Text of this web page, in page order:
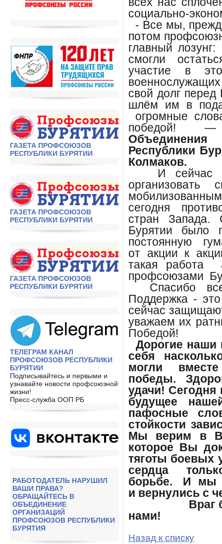
ГАЗЕТА ПРОФСОЮЗОВ
РЕСПУБЛИКИ БУРЯТИИ
ГАЗЕТА ПРОФСОЮЗОВ
РЕСПУБЛИКИ БУРЯТИИ
ГАЗЕТА ПРОФСОЮЗОВ
РЕСПУБЛИКИ БУРЯТИИ
ТЕЛЕГРАМ КАНАЛ
ПРОФСОЮЗОВ РЕСПУБЛИКИ
БУРЯТИИ
Подписывайтесь и первыми и
узнавайте новости профсоюзной
жизни!
Пресс-служба ООП РБ
РАБОТОДАТЕЛЬ НАРУШИЛ
ВАШИ ПРАВА?
ОБРАЩАЙТЕСЬ В
ОБЪЕДИНЕНИЕ
ОРГАНИЗАЦИЙ
ПРОФСОЮЗОВ РЕСПУБЛИКИ
БУРЯТИЯ
социально-
- Все мы,
потом
главный
смогли
участие в
свой долг
шлём им в
огромные
победой!
Объединения
Республики
Колмаков.
И сейчас
организовать
сегодня
стран
Бурятии было
постоянную
от акции к
такая работа
профсоюзами
Спасибо
Поддержка -
сейчас
уважаем их
Победой!
Дорогие наши
себя
могли
победы.
удачи! Сегодня
будущее
пафосные
стойкости
Мы верим в
которое Вы
тяготы боевых
сердца
борьбе. И мы
и вернулись с
Враг будет
нами!
Назад к списку